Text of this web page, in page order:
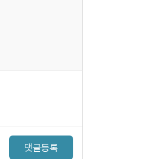
댓글등록